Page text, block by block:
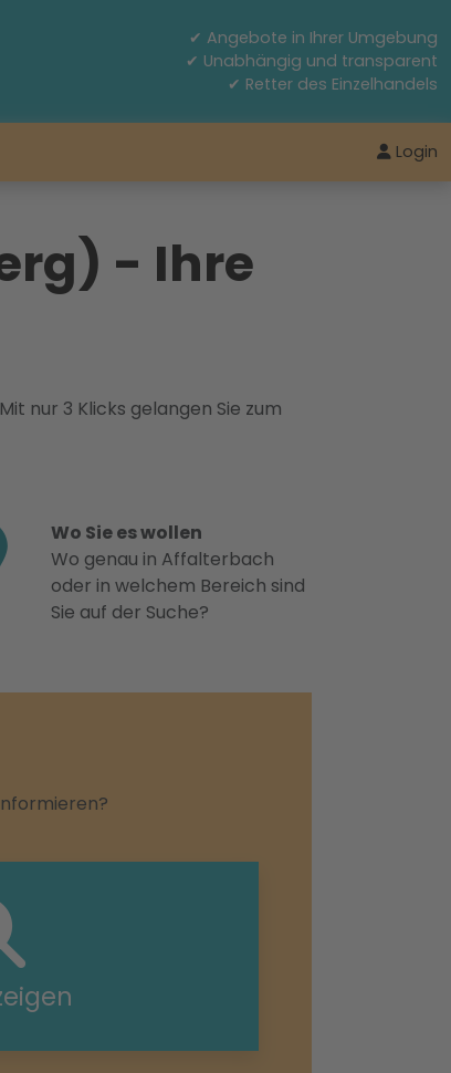
✔ Angebote in Ihrer Umgebung
✔ Unabhängig und transparent
✔ Retter des Einzelhandels
Login
- Ihre
nur 3 Klicks gelangen Sie zum
Wo Sie es wollen
Wo genau in Affalterbach
oder in welchem Bereich sind
Sie auf der Suche?